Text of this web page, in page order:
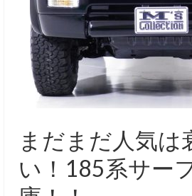
まだまだ人気は
い！185系サー